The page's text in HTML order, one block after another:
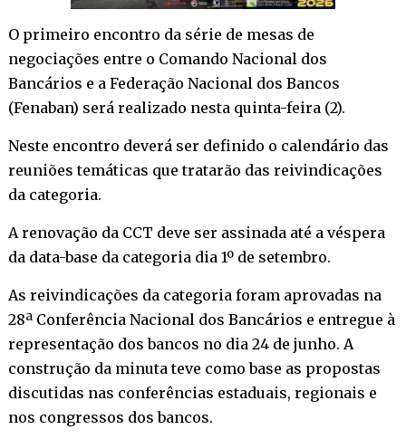
O primeiro encontro da série de mesas de
negociações entre o Comando Nacional dos
Bancários e a Federação Nacional dos Bancos
(Fenaban) será realizado nesta quinta-feira (2).
Neste encontro deverá ser definido o calendário das
reuniões temáticas que tratarão das reivindicações
da categoria.
A renovação da CCT deve ser assinada até a véspera
da data-base da categoria dia 1º de setembro.
As reivindicações da categoria foram aprovadas na
28ª Conferência Nacional dos Bancários e entregue à
representação dos bancos no dia 24 de junho. A
construção da minuta teve como base as propostas
discutidas nas conferências estaduais, regionais e
nos congressos dos bancos.